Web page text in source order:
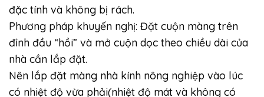
đặc tính và không bị rách.
Phương pháp khuyến nghị: Đặt cuộn màng trên
đỉnh đầu “hồi” và mở cuộn dọc theo chiều dài của
nhà cần lắp đặt.
Nên lắp đặt màng nhà kính nông nghiệp vào lúc
có nhiệt độ vừa phải(nhiệt độ mát và không có